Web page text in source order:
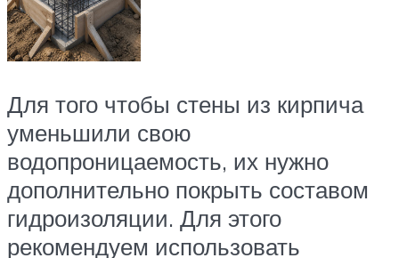
Для того чтобы стены из кирпича
уменьшили свою
водопроницаемость, их нужно
дополнительно покрыть составом
гидроизоляции. Для этого
рекомендуем использовать